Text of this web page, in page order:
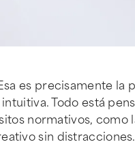
es precisamente
Todo está
normativos,
sin distracciones.